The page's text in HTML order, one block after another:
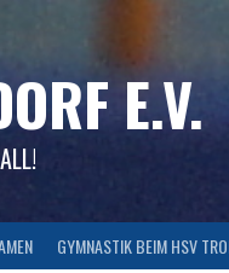
E.V.
GYMNASTIK BEIM HSV